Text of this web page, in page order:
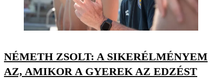
NÉMETH ZSOLT: A SIKERÉLMÉNYEM
AZ, AMIKOR A GYEREK AZ EDZÉST